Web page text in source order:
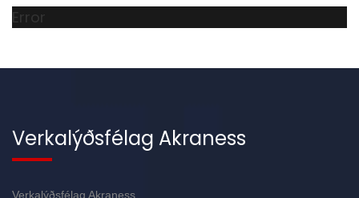
Error
Verkalýðsfélag Akraness
Verkalýðsfélag Akraness